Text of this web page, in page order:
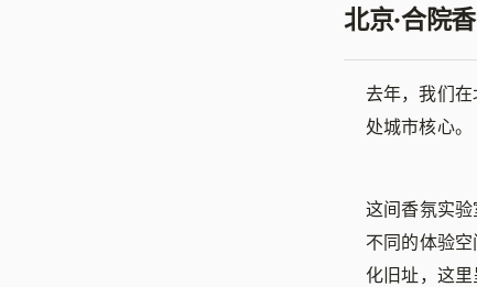
北京·合院
去年，我们
处城市核心。
这间香氛实
不同的体验
化旧址，这